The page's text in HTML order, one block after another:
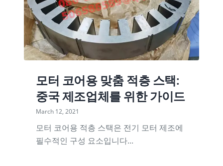
모터 코어용 맞춤 적층 스택:
중국 제조업체를 위한 가이드
March 12, 2021
모터 코어용 적층 스택은 전기 모터 제조에
필수적인 구성 요소입니다...